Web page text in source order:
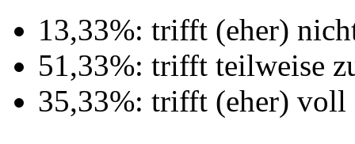
13,33%: trifft (eher)
51,33%: trifft teilweise
35,33%: trifft (eher) voll